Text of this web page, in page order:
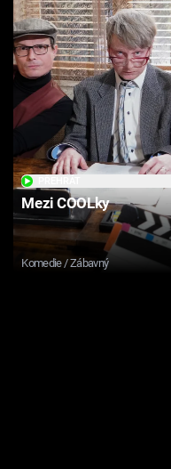
Mezi COOLky
Komedie / Zábavný